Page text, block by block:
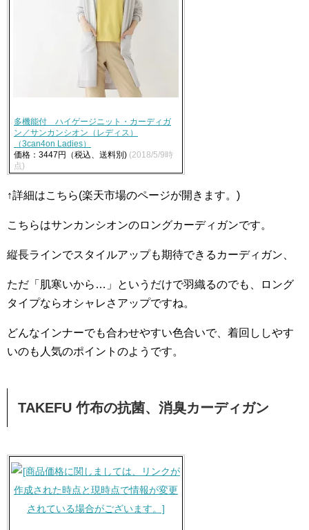
多機能付 ハイゲージニット・カーディガ
ン／サンカンシオン（レディス）
（3can4on Ladies）
価格：3447円（税込、送料別) (2018/5/9時
点)
↑詳細はこちら(楽天市場のページが開きます。)
こちらはサンカンシオンのロングカーディガンです。
縦長ラインでスタイルアップも期待できるカーディガン、
ただ「肌寒いから…」というだけで羽織るのでも、ロング
タイプならオシャレさアップですね。
どんなインナーでも合わせやすい色合いで、着回ししやす
いのも人気のポイントのようです。
TAKEFU 竹布の抗菌、消臭カーディガン